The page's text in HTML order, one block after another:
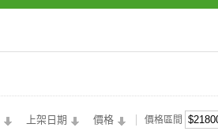
上架日期 價格 價格區間